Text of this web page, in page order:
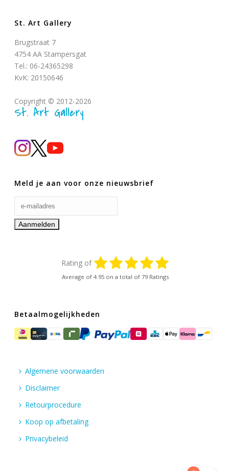
St. Art Gallery
Brugstraat 7
4754 AA Stampersgat
Tel.: 06-24365298
KvK: 20150646
Copyright © 2012-2026
St. Art Gallery
Meld je aan voor onze nieuwsbrief
Rating of
Average of 4.95 on a total of 79 Ratings
Betaalmogelijkheden
Algemene voorwaarden
Disclaimer
Retourprocedure
Koop op afbetaling
Privacybeleid